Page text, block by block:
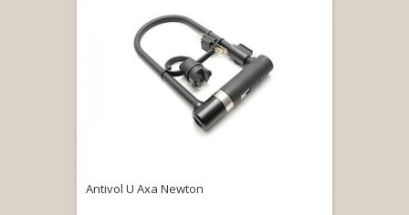
Antivol U Axa Newton